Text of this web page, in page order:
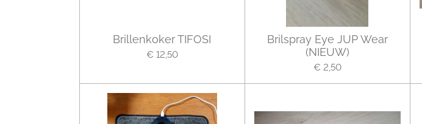
Brillenkoker TIFOSI
€ 12,50
Brilspray Eye JUP Wear
(NIEUW)
€ 2,50